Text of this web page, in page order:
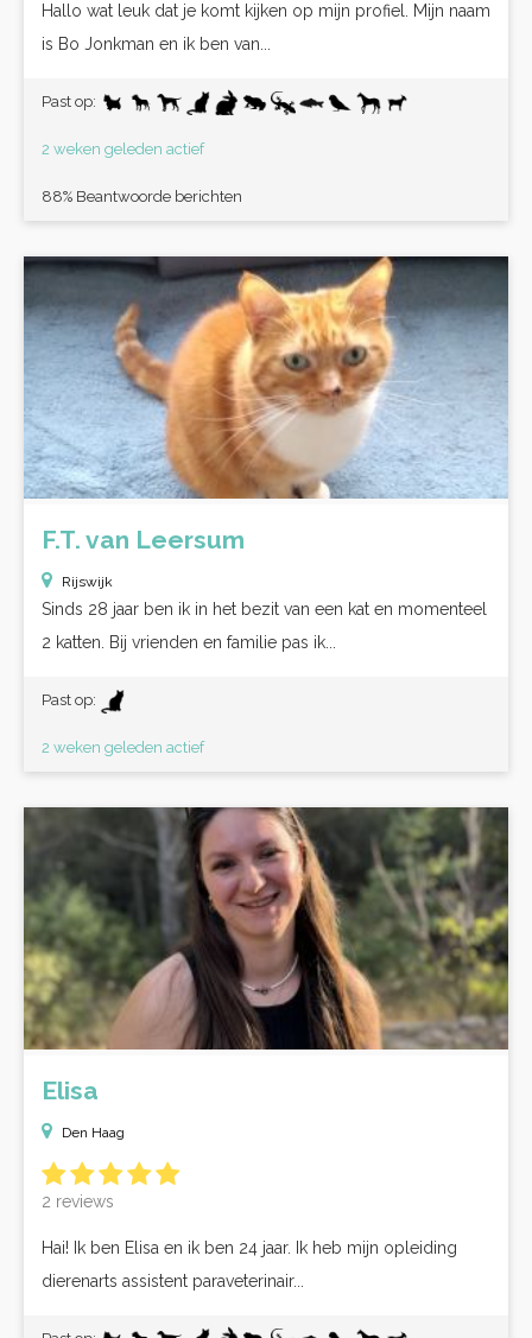
Hallo wat leuk dat je komt kijken op mijn profiel. Mijn naam
is Bo Jonkman en ik ben van...
Past op:
2 weken geleden actief
88% Beantwoorde berichten
F.T. van Leersum
Rijswijk
Sinds 28 jaar ben ik in het bezit van een kat en momenteel
2 katten. Bij vrienden en familie pas ik...
Past op:
2 weken geleden actief
Elisa
Den Haag
2 reviews
Hai! Ik ben Elisa en ik ben 24 jaar. Ik heb mijn opleiding
dierenarts assistent paraveterinair...